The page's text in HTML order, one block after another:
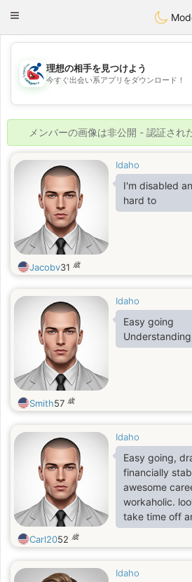
Handi
Toggle
💖
💕
理想の相手を見つけよう
今すぐ出会い系アプリをダウンロード！
メンバーの画像は非公開 - 認証され
Idaho
I'm disabled
hard to
Jacobv31 歳
Idaho
Easy going
Smith57 歳
Idaho
Easy going,
financially
awesome
workaholic.
take time off
awesome
travel,
relationship
Carl2052 歳
Idaho